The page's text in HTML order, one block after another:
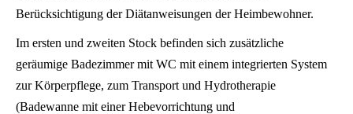
Berücksichtigung der Diätanweisungen der Heimbewohner.
Im ersten und zweiten Stock befinden sich zusätzliche
geräumige Badezimmer mit WC mit einem integrierten System
zur Körperpflege, zum Transport und Hydrotherapie
(Badewanne mit einer Hebevorrichtung und